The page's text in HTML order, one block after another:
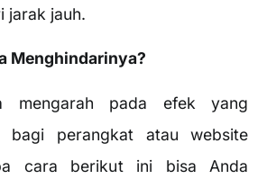
jarak jauh.
Menghindarinya?
pada efek yang
bagi perangkat atau website
cara berikut ini bisa Anda